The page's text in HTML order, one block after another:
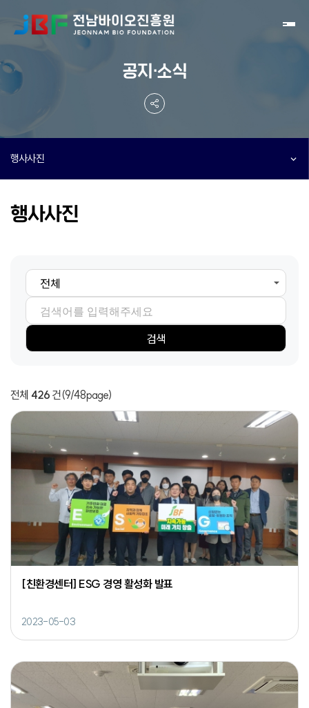
공지·소식
행사사진
행사사진
검색
전체 426 건(9/48page)
[친환경센터] ESG 경영 활성화 발표
2023-05-03